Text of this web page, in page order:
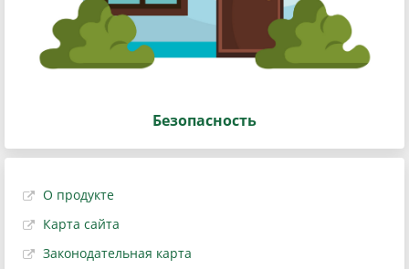
Безопасность
О продукте
Карта сайта
Законодательная карта